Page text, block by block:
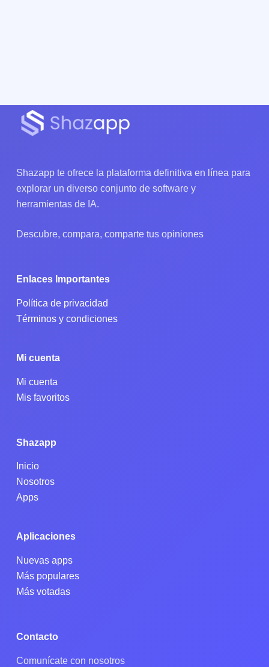
Shazapp te ofrece la plataforma definitiva en línea para
explorar un diverso conjunto de software y
herramientas de IA.
Descubre, compara, comparte tus opiniones
Enlaces Importantes
Política de privacidad
Términos y condiciones
Mi cuenta
Mi cuenta
Mis favoritos
Shazapp
Inicio
Nosotros
Apps
Aplicaciones
Nuevas apps
Más populares
Más votadas
Contacto
Comunícate con nosotros